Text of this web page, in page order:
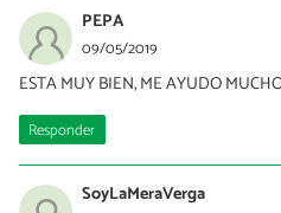
PEPA
09/05/2019
ESTA MUY BIEN, ME AYUDO
Responder
SoyLaMeraVerga